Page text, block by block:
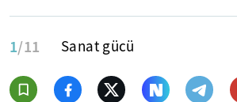
1/11 Sanat gücü